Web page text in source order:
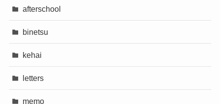
afterschool
binetsu
kehai
letters
memo